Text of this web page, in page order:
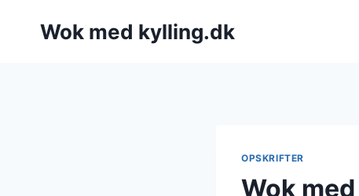
Wok med kylling.dk
OPSKRIFTER
Wok